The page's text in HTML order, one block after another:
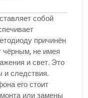
собой
причинён
чёрным, не имея
и свет. Это
следствия.
его стоит
или замены